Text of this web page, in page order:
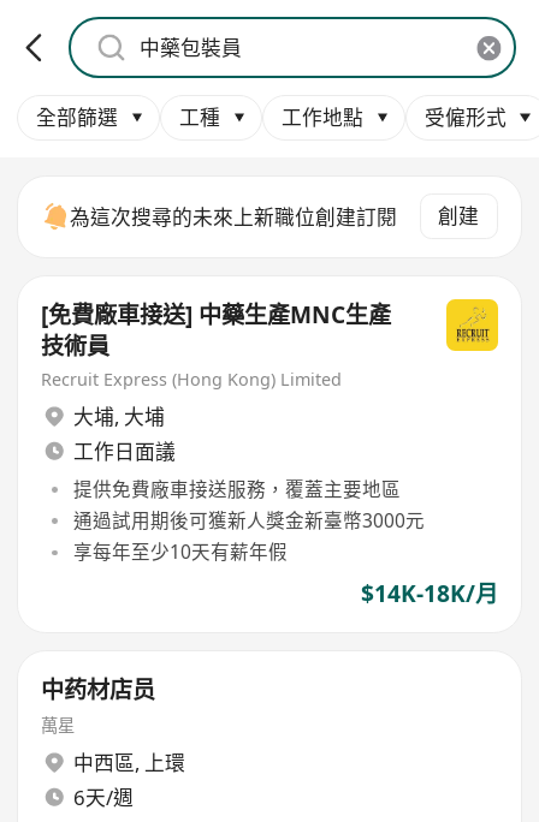
全部篩選 工種 工作地點 受僱形式
為這次搜尋的未來上新職位創建訂閱 創建
[免費廠車接送] 中藥生產MNC生產
技術員
Recruit Express (Hong Kong) Limited
大埔, 大埔
工作日面議
提供免費廠車接送服務，覆蓋主要地區
通過試用期後可獲新人獎金新臺幣3000元
享每年至少10天有薪年假
$14K-18K/月
中药材店员
萬星
中西區, 上環
6天/週